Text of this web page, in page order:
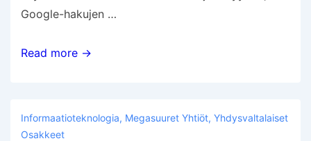
Google-hakujen …
Fossil
Read more →
Informaatioteknologia, Megasuuret Yhtiöt, Yhdysvaltalaiset
Osakkeet